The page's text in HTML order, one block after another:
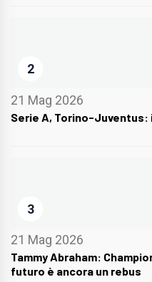
2
21 Mag 2026
Serie A, Torino-Juventus:
3
21 Mag 2026
Tammy Abraham:
futuro è ancora un rebus